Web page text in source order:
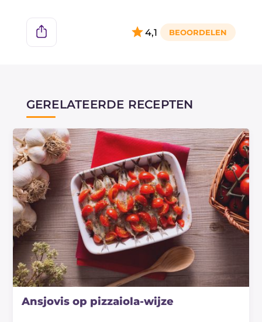
4,1
GERELATEERDE RECEPTEN
Ansjovis op pizzaiola-wijze